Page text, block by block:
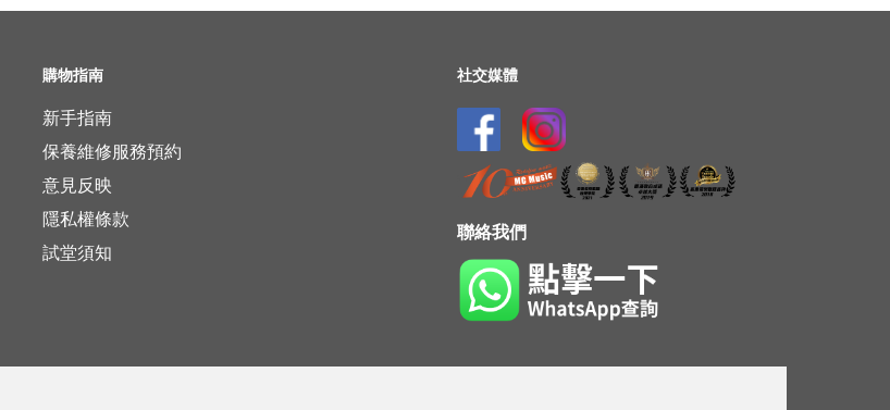
購物指南 社交媒體
新手指南
保養維修服務預約
意見反映
隱私權條款
試堂須知
聯絡我們